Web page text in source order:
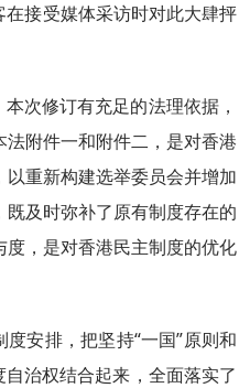
接受媒体采访时对此大肆抨
次修订有充足的法理依据，
附件一和附件二，是对香港
重新构建选举委员会并增加
及时弥补了原有制度存在的
，是对香港民主制度的优化
安排，把坚持“一国”原则和
治权结合起来，全面落实了